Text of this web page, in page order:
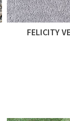
FELICITY